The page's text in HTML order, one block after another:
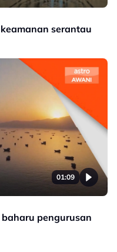
serantau
01:09
pengurusan